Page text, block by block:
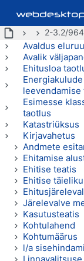
2-3.2/
Avaldus
Avalik
Ehitusloa
Esimesse
taotlus
Katastriüksus
Kirjavahetus
Andmete
Ehitamise
Ehitise teatis
Ehitise
Järelevalve
Kasutusteatis
Kohtulahend
Kohtumäärus
l/a